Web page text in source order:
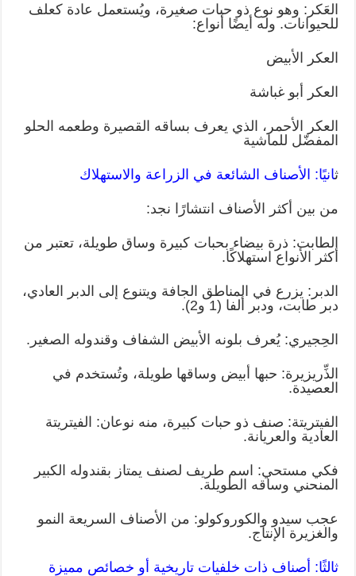
العَكر: وهو نوع ذو حبات صغيرة، ويُستعمل عادة كعلف
للحيوانات. وله أيضًا أنواع:
العكر الأبيض
العكر أبو غباشة
العكر الأحمر، الذي يعرف بساقه القصيرة وطعمه الحلو
المفضّل للماشية
ثانيًا: الأصناف الشائعة في الزراعة والاستهلاك
من بين أكثر الأصناف انتشارًا نجد:
الطابت: ذرة بيضاء بحبات كبيرة وساق طويلة، تعتبر من
أكثر الأنواع استهلاكًا.
الدبر: يزرع في المناطق الجافة ويتنوع إلى الدبر العادي،
دبر طابت، ودبر ألفا (1 و2).
الحِجيري: يُعرف بلونه الأبيض الشفاف وقندوله الصغير.
الذِّريزيرة: حبها أبيض وساقها طويلة، وتُستخدم في
العصيدة.
الفيتريتة: صنف ذو حبات كبيرة، منه نوعان: الفيتريتة
العادية والعريانة.
فكي مستحي: اسم طريف لصنف يمتاز بقندوله الكبير
المنحني وساقه الطويلة.
عجب سيدو والكوروكولو: من الأصناف السريعة النمو
والغزيرة الإنتاج.
ثالثًا: أصناف ذات خلفيات تاريخية أو خصائص مميزة